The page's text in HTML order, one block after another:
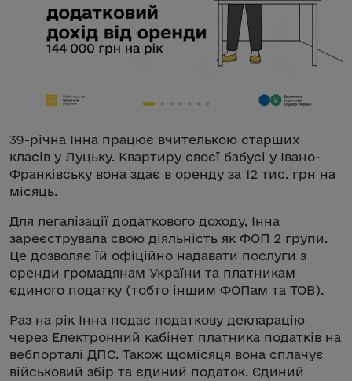
39-річна Інна працює вчителькою старших
класів у Луцьку. Квартиру своєї бабусі у Івано-
Франківську вона здає в оренду за 12 тис. грн на
місяць.
Для легалізації додаткового доходу, Інна
зареєструвала свою діяльність як ФОП 2 групи.
Це дозволяє їй офіційно надавати послуги з
оренди громадянам України та платникам
єдиного податку (тобто іншим ФОПам та ТОВ).
Раз на рік Інна подає податкову декларацію
через Електронний кабінет платника податків на
вебпорталі ДПС. Також щомісяця вона сплачує
військовий збір та єдиний податок. Єдиний